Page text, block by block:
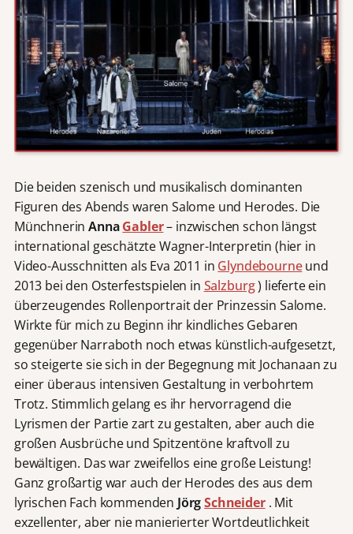
Die beiden szenisch und musikalisch dominanten
Figuren des Abends waren Salome und Herodes. Die
MünchnerinAnnaGabler– inzwischen schon längst
international geschätzte Wagner-Interpretin (hier in
Video-Ausschnitten als Eva 2011 in Glyndebourneund
2013 bei den Osterfestspielen in Salzburg) lieferte ein
überzeugendes Rollenportrait der Prinzessin Salome.
Wirkte für mich zu Beginn ihr kindliches Gebaren
gegenüber Narraboth noch etwas künstlich-aufgesetzt,
so steigerte sie sich in der Begegnung mit Jochanaan zu
einer überaus intensiven Gestaltung in verbohrtem
Trotz. Stimmlich gelang es ihr hervorragend die
Lyrismen der Partie zart zu gestalten, aber auch die
großen Ausbrüche und Spitzentöne kraftvoll zu
bewältigen. Das war zweifellos eine große Leistung!
Ganz großartig war auch der Herodes des aus dem
lyrischen Fach kommenden JörgSchneider. Mit
exzellenter, aber nie manierierter Wortdeutlichkeit